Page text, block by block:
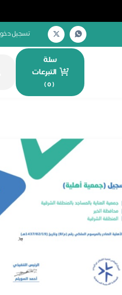
تسجيل
سلة
التبرعات
(
0
)